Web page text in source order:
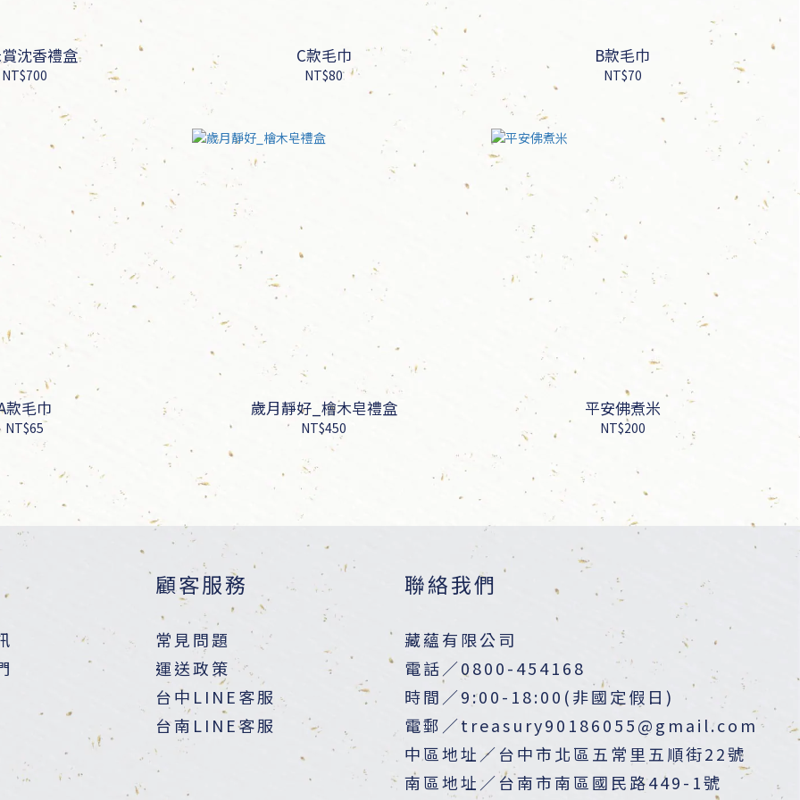
沈香禮盒
NT$700
C款毛巾
NT$80
B款毛巾
NT$70
款毛巾
NT$65
歲月靜好_檜木皂禮盒
NT$450
平安佛煮米
NT$200
顧客服務
常見問題
運送政策
台中LINE客服
台南LINE客服
聯絡我們
藏蘊有限公司
電話／0800-454168
時間／9:00-18:00(非國定假日)
電郵／treasury90186055@gmail.com
中區地址／台中市北區五常里五順街22號
南區地址／台南市南區國民路449-1號